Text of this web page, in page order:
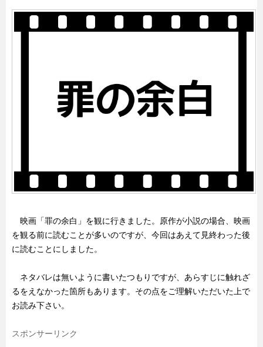
映画「罪の余白」を観に行きました。原作が小説の場合、映画
を観る前に読むことが多いのですが、今回はあえて見終わった後
に読むことにしました。
ネタバレは無いように書いたつもりですが、あらすじに触れざ
るをえなかった箇所もあります。その点をご理解いただいた上で
お読み下さい。
スポンサーリンク